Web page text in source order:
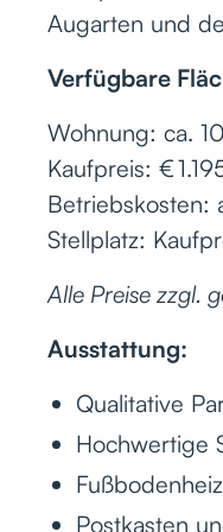
Augarten und
Verfügbare
Wohnung: ca.
Kaufpreis: €
Betriebskosten:
Stellplatz:
Alle Preise zzgl.
Ausstattung:
Qualitative
Hochwertige
Postkasten